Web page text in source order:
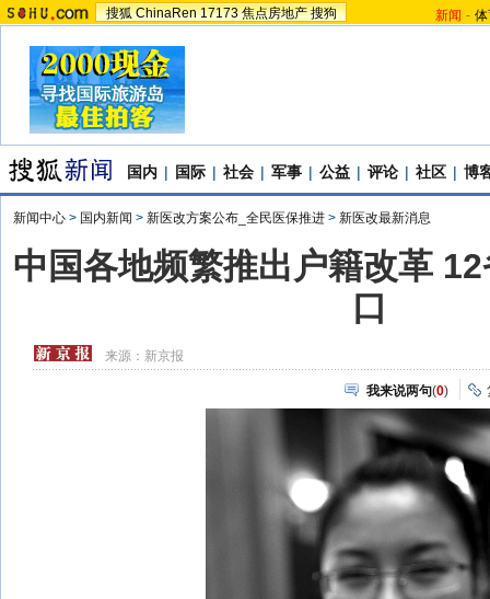
搜狐 ChinaRen 17173 焦点房地产 搜狗 新闻 -
国内 | 国际 | 社会 | 军事 | 公益 | 评论 | 社区 | 博
新闻中心 > 国内新闻 > 新医改方案公布_全民医保推进 > 新医改最新消息
中国各地频繁推出户籍改革
口
来源： 新京报
我来说两句(0)